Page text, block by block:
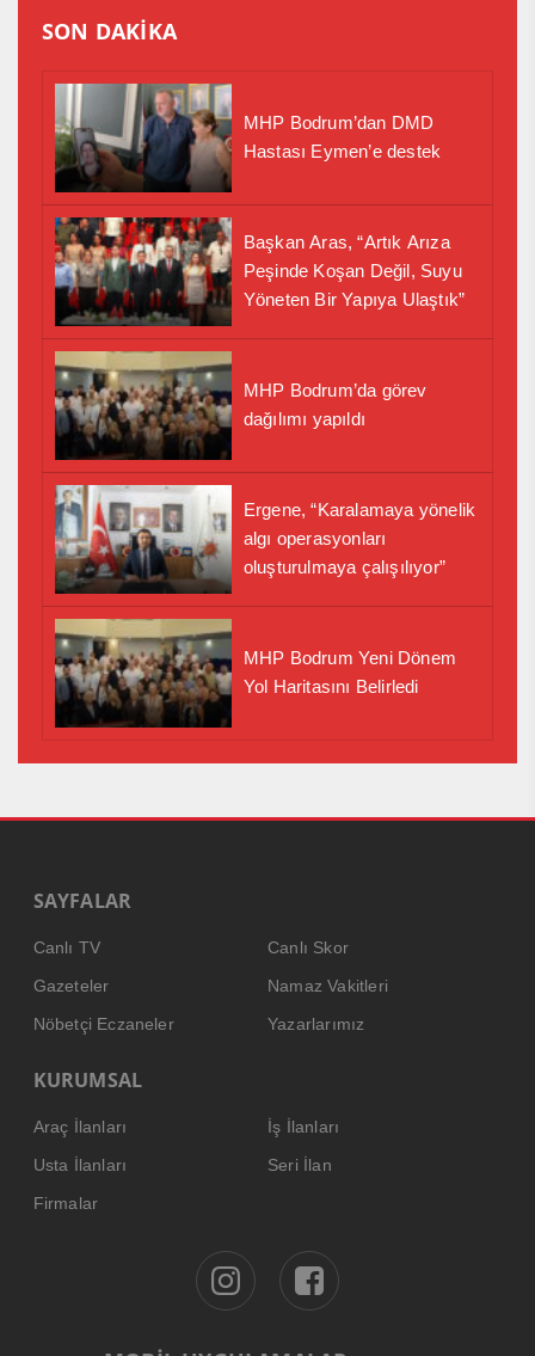
SON DAKİKA
MHP Bodrum’dan DMD
Hastası Eymen’e destek
Başkan Aras, “Artık Arıza
Peşinde Koşan Değil, Suyu
Yöneten Bir Yapıya Ulaştık”
MHP Bodrum’da görev
dağılımı yapıldı
Ergene, “Karalamaya yönelik
algı operasyonları
oluşturulmaya çalışılıyor”
MHP Bodrum Yeni Dönem
Yol Haritasını Belirledi
SAYFALAR
Canlı TV
Canlı Skor
Gazeteler
Namaz Vakitleri
Nöbetçi Eczaneler
Yazarlarımız
KURUMSAL
Araç İlanları
İş İlanları
Usta İlanları
Seri İlan
Firmalar